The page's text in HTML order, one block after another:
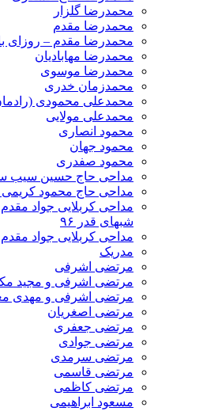
محمدرضا گلزار
محمدرضا مقدم
محمدرضا مقدم – روزای
محمدرضا مهابادیان
محمدرضا موسوی
محمدزمان خدری
محمدعلی محمودی
محمدعلی مولایی
محمود انصاری
محمود جهان
محمود صفدری
مداحی حاج حسین سیب
مداحی حاج محمود کریمی
مداحی کربلایی جواد
شبهای قدر ۹۶
مداحی کربلایی جواد مقدم
مدریک
مرتضی اشرفی
مرتضی اشرفی و مجید
مرتضی اشرفی و مهدی
مرتضی اصغریان
مرتضی جعفری
مرتضی جوادی
مرتضی سرمدی
مرتضی قاسمی
مرتضی کاظمی
مسعود ابراهیمی